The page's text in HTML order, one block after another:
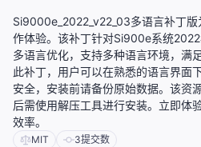
Si9000e_2022_v22_03多语言补丁
作体验。该补丁针对Si900e系统
多语言优化，支持多种语言环境，满
此补丁，用户可以在熟悉的语言界面
安全，安装前请备份原始数据。该资
后需使用解压工具进行安装。立即体
效率。
MIT 3提交数